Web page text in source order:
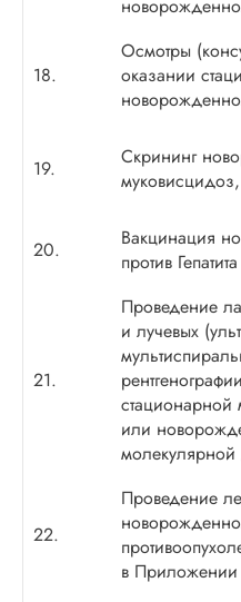
18.
Осмотры
оказании
19.
Скрининг
20.
Вакцинация
против
21.
Проведение
и лучевых
или
молекулярной
22.
Проведение
в